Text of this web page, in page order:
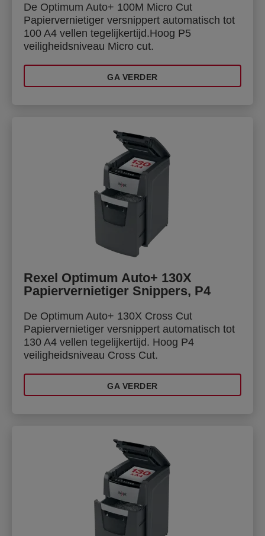
De Optimum Auto+ 100M Micro Cut
Papiervernietiger versnippert automatisch tot
100 A4 vellen tegelijkertijd.Hoog P5
veiligheidsniveau Micro cut.
GA VERDER
Rexel Optimum Auto+ 130X
Papiervernietiger Snippers, P4
De Optimum Auto+ 130X Cross Cut
Papiervernietiger versnippert automatisch tot
130 A4 vellen tegelijkertijd. Hoog P4
veiligheidsniveau Cross Cut.
GA VERDER